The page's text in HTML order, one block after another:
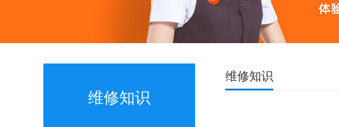
维修知识
维修知识